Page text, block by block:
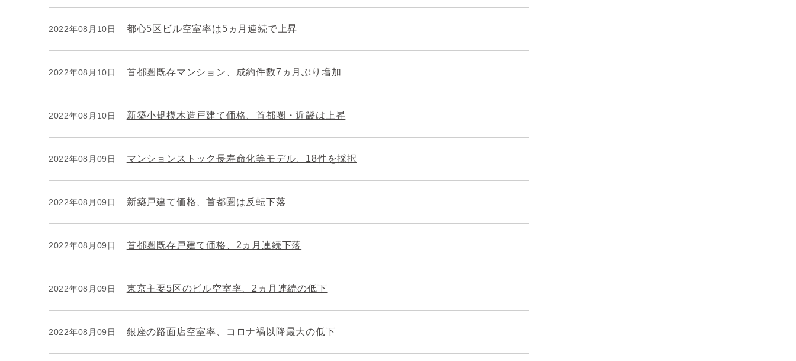
2022年08月10日 都心5区ビル空室率は5ヵ月連続で上昇
2022年08月10日 首都圏既存マンション、成約件数7ヵ月ぶり増加
2022年08月10日 新築小規模木造戸建て価格、首都圏・近畿は上昇
2022年08月09日 マンションストック長寿命化等モデル、18件を採択
2022年08月09日 新築戸建て価格、首都圏は反転下落
2022年08月09日 首都圏既存戸建て価格、2ヵ月連続下落
2022年08月09日 東京主要5区のビル空室率、2ヵ月連続の低下
2022年08月09日 銀座の路面店空室率、コロナ禍以降最大の低下